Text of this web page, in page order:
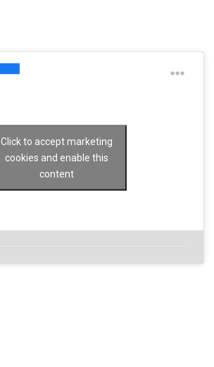
Click to accept marketing
cookies and enable this
content